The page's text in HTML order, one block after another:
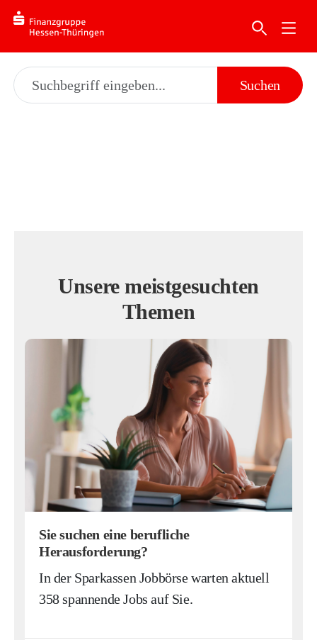
Suchen
Unsere meistgesuchten
Themen
Sie suchen eine berufliche
Herausforderung?
In der Sparkassen Jobbörse warten aktuell
358 spannende Jobs auf Sie.